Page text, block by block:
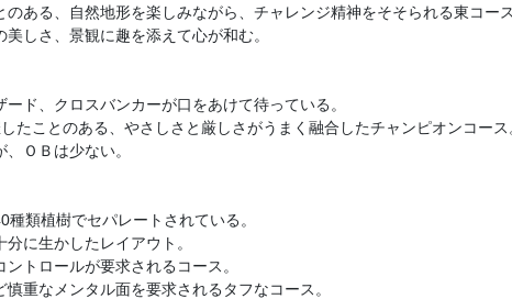
ある、自然地形を楽しみながら、チャレンジ精神をそそられる東コー
しさ、景観に趣を添えて心が和む。
ド、クロスバンカーが口をあけて待っている。
たことのある、やさしさと厳しさがうまく融合したチャンピオンコース
ＯＢは少ない。
類植樹でセパレートされている。
に生かしたレイアウト。
トロールが要求されるコース。
重なメンタル面を要求されるタフなコース。